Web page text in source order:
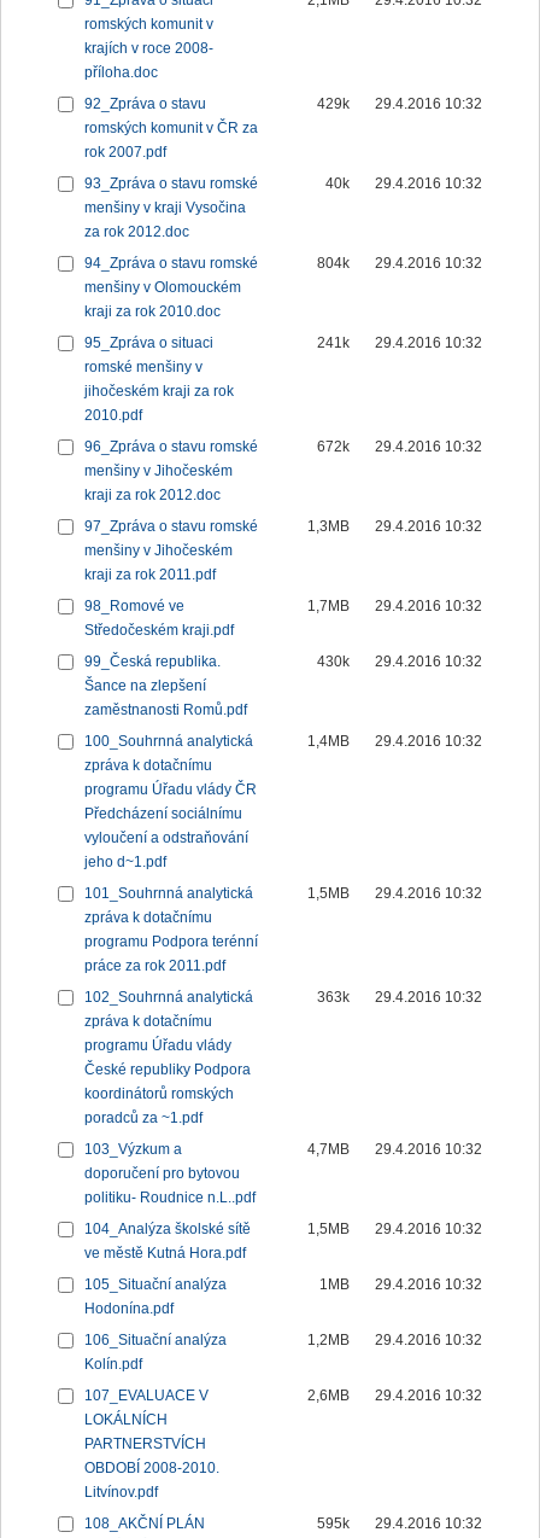
romských komunit v
krajích v roce 2008-
příloha.doc
92_Zpráva o stavu
romských komunit v ČR za
rok 2007.pdf
429k 29.4.2016 10:32
93_Zpráva o stavu romské
menšiny v kraji Vysočina
za rok 2012.doc
40k 29.4.2016 10:32
94_Zpráva o stavu romské
menšiny v Olomouckém
kraji za rok 2010.doc
804k 29.4.2016 10:32
95_Zpráva o situaci
romské menšiny v
jihočeském kraji za rok
2010.pdf
241k 29.4.2016 10:32
96_Zpráva o stavu romské
menšiny v Jihočeském
kraji za rok 2012.doc
672k 29.4.2016 10:32
97_Zpráva o stavu romské
menšiny v Jihočeském
kraji za rok 2011.pdf
1,3MB 29.4.2016 10:32
98_Romové ve
Středočeském kraji.pdf
1,7MB 29.4.2016 10:32
99_Česká republika.
Šance na zlepšení
zaměstnanosti Romů.pdf
430k 29.4.2016 10:32
100_Souhrnná analytická
zpráva k dotačnímu
programu Úřadu vlády ČR
Předcházení sociálnímu
vyloučení a odstraňování
jeho d~1.pdf
1,4MB 29.4.2016 10:32
101_Souhrnná analytická
zpráva k dotačnímu
programu Podpora terénní
práce za rok 2011.pdf
1,5MB 29.4.2016 10:32
102_Souhrnná analytická
zpráva k dotačnímu
programu Úřadu vlády
České republiky Podpora
koordinátorů romských
poradců za ~1.pdf
363k 29.4.2016 10:32
103_Výzkum a
doporučení pro bytovou
politiku- Roudnice n.L..pdf
4,7MB 29.4.2016 10:32
104_Analýza školské sítě
ve městě Kutná Hora.pdf
1,5MB 29.4.2016 10:32
105_Situační analýza
Hodonína.pdf
1MB 29.4.2016 10:32
106_Situační analýza
Kolín.pdf
1,2MB 29.4.2016 10:32
107_EVALUACE V
LOKÁLNÍCH
PARTNERSTVÍCH
OBDOBÍ 2008-2010.
Litvínov.pdf
2,6MB 29.4.2016 10:32
108_AKČNÍ PLÁN
595k 29.4.2016 10:32